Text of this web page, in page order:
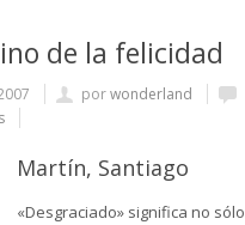
de la felicidad
porwonderland
Martín, Santiago
«Desgraciado» significa no sólo